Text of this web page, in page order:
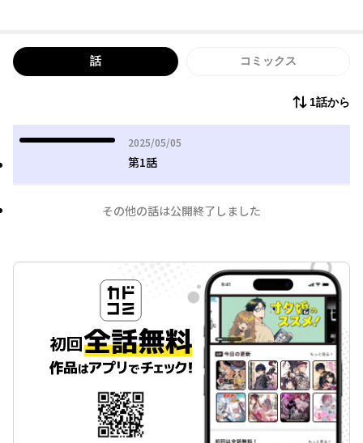
話 コミックス
1話から
2025/05/05
2025年05月05日
第1話
その他の話は公開終了しました